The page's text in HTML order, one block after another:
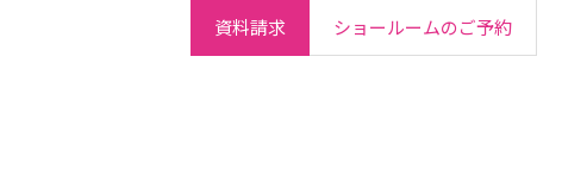
資料請求 ショールームのご予約